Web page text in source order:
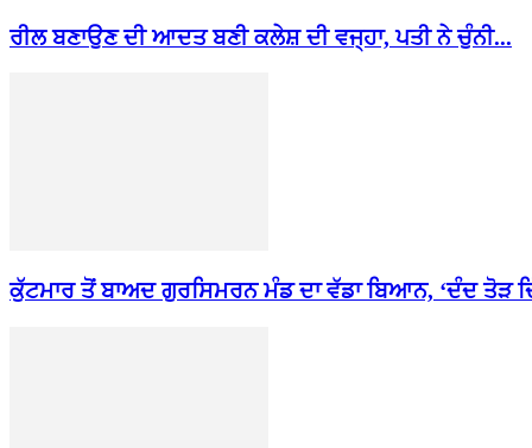
ਰੀਲ ਬਣਾਉਣ ਦੀ ਆਦਤ ਬਣੀ ਕਲੇਸ਼ ਦੀ ਵਜ੍ਹਾ, ਪਤੀ ਨੇ ਚੁੰਨੀ...
ਕੁੱਟਮਾਰ ਤੋਂ ਬਾਅਦ ਗੁਰਸਿਮਰਨ ਮੰਡ ਦਾ ਵੱਡਾ ਬਿਆਨ, ‘ਦੰਦ ਤੋੜ